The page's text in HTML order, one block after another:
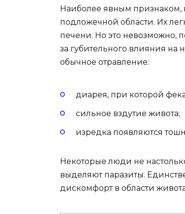
Наиболее явным признаком,
подложечной области. Их
печени. Но это невозможно,
за губительного влияния
обычное отравление:
диарея, при которой
сильное вздутие живота;
изредка появляются
Некоторые люди не
выделяют паразиты.
дискомфорт в области